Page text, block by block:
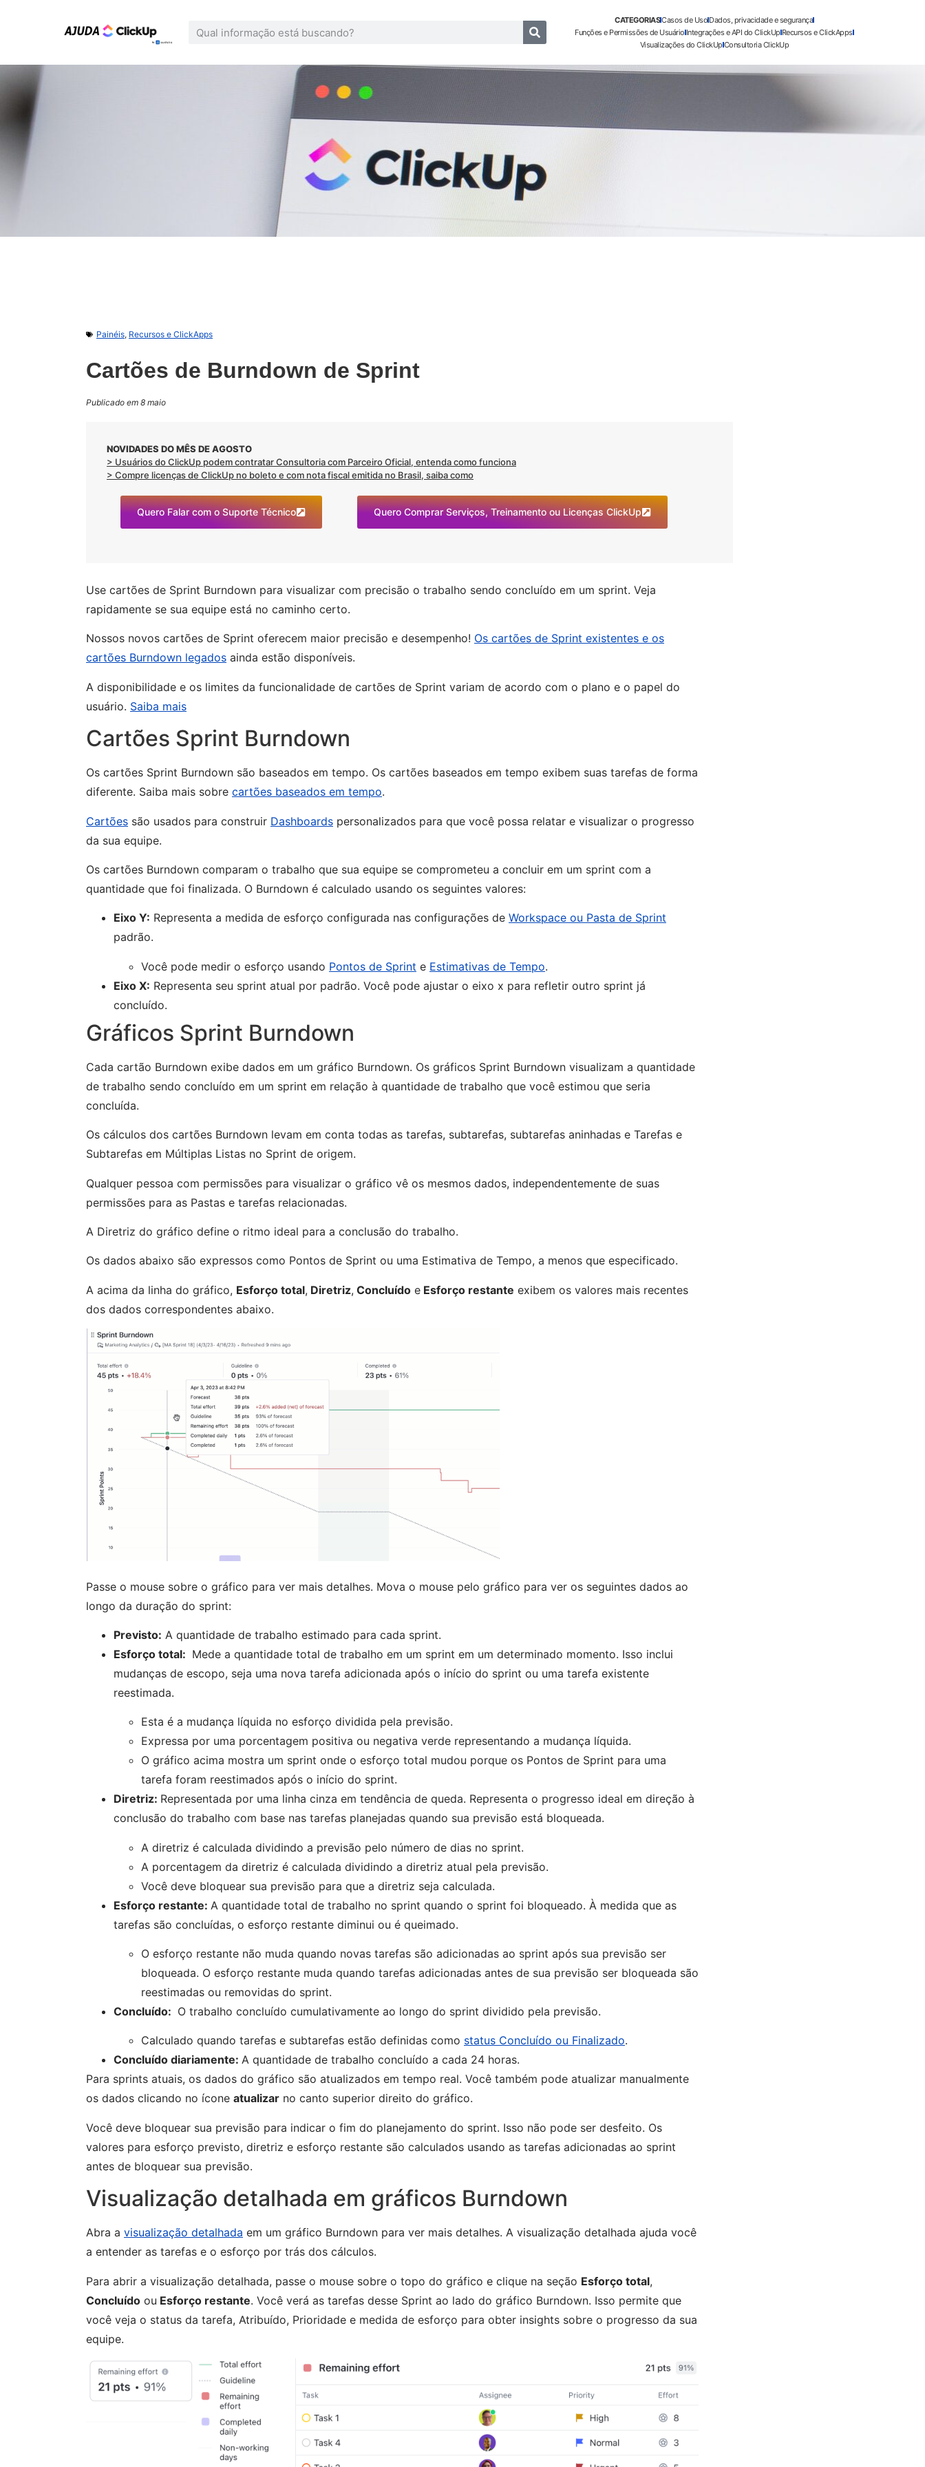
CATEGORIASCasos de Uso Dados, privacidade e segurança
Funções e Permissões de UsuárioIntegrações e API do ClickUpRecursos e ClickApps
Visualizações do ClickUpConsultoria ClickUp
Painéis, Recursos e ClickApps
Cartões de Burndown de Sprint
Publicado em 8 maio
NOVIDADES DO MÊS DE AGOSTO
> Usuários do ClickUp podem contratar Consultoria com Parceiro Oficial, entenda como funciona
> Compre licenças de ClickUp no boleto e com nota fiscal emitida no Brasil, saiba como
Quero Falar com o Suporte Técnico Quero Comprar Serviços, Treinamento ou Licenças ClickUp
Use cartões de Sprint Burndown para visualizar com precisão o trabalho sendo concluído em um sprint. Veja
rapidamente se sua equipe está no caminho certo.
Nossos novos cartões de Sprint oferecem maior precisão e desempenho! Os cartões de Sprint existentes e os
cartões Burndown legados ainda estão disponíveis.
A disponibilidade e os limites da funcionalidade de cartões de Sprint variam de acordo com o plano e o papel do
usuário. Saiba mais
Cartões Sprint Burndown
Os cartões Sprint Burndown são baseados em tempo. Os cartões baseados em tempo exibem suas tarefas de forma
diferente. Saiba mais sobre cartões baseados em tempo.
Cartões são usados para construir Dashboards personalizados para que você possa relatar e visualizar o progresso
da sua equipe.
Os cartões Burndown comparam o trabalho que sua equipe se comprometeu a concluir em um sprint com a
quantidade que foi finalizada. O Burndown é calculado usando os seguintes valores:
Eixo Y: Representa a medida de esforço configurada nas configurações de Workspace ou Pasta de Sprint
padrão.
Você pode medir o esforço usando Pontos de Sprint e Estimativas de Tempo.
Eixo X: Representa seu sprint atual por padrão. Você pode ajustar o eixo x para refletir outro sprint já
concluído.
Gráficos Sprint Burndown
Cada cartão Burndown exibe dados em um gráfico Burndown. Os gráficos Sprint Burndown visualizam a quantidade
de trabalho sendo concluído em um sprint em relação à quantidade de trabalho que você estimou que seria
concluída.
Os cálculos dos cartões Burndown levam em conta todas as tarefas, subtarefas, subtarefas aninhadas e Tarefas e
Subtarefas em Múltiplas Listas no Sprint de origem.
Qualquer pessoa com permissões para visualizar o gráfico vê os mesmos dados, independentemente de suas
permissões para as Pastas e tarefas relacionadas.
A Diretriz do gráfico define o ritmo ideal para a conclusão do trabalho.
Os dados abaixo são expressos como Pontos de Sprint ou uma Estimativa de Tempo, a menos que especificado.
A acima da linha do gráfico, Esforço total, Diretriz, Concluído e Esforço restante exibem os valores mais recentes
dos dados correspondentes abaixo.
Passe o mouse sobre o gráfico para ver mais detalhes. Mova o mouse pelo gráfico para ver os seguintes dados ao
longo da duração do sprint:
Previsto: A quantidade de trabalho estimado para cada sprint.
Esforço total: Mede a quantidade total de trabalho em um sprint em um determinado momento. Isso inclui
mudanças de escopo, seja uma nova tarefa adicionada após o início do sprint ou uma tarefa existente
reestimada.
Esta é a mudança líquida no esforço dividida pela previsão.
Expressa por uma porcentagem positiva ou negativa verde representando a mudança líquida.
O gráfico acima mostra um sprint onde o esforço total mudou porque os Pontos de Sprint para uma
tarefa foram reestimados após o início do sprint.
Diretriz: Representada por uma linha cinza em tendência de queda. Representa o progresso ideal em direção à
conclusão do trabalho com base nas tarefas planejadas quando sua previsão está bloqueada.
A diretriz é calculada dividindo a previsão pelo número de dias no sprint.
A porcentagem da diretriz é calculada dividindo a diretriz atual pela previsão.
Você deve bloquear sua previsão para que a diretriz seja calculada.
Esforço restante: A quantidade total de trabalho no sprint quando o sprint foi bloqueado. À medida que as
tarefas são concluídas, o esforço restante diminui ou é queimado.
O esforço restante não muda quando novas tarefas são adicionadas ao sprint após sua previsão ser
bloqueada. O esforço restante muda quando tarefas adicionadas antes de sua previsão ser bloqueada são
reestimadas ou removidas do sprint.
Concluído: O trabalho concluído cumulativamente ao longo do sprint dividido pela previsão.
Calculado quando tarefas e subtarefas estão definidas como status Concluído ou Finalizado.
Concluído diariamente: A quantidade de trabalho concluído a cada 24 horas.
Para sprints atuais, os dados do gráfico são atualizados em tempo real. Você também pode atualizar manualmente
os dados clicando no ícone atualizar no canto superior direito do gráfico.
Você deve bloquear sua previsão para indicar o fim do planejamento do sprint. Isso não pode ser desfeito. Os
valores para esforço previsto, diretriz e esforço restante são calculados usando as tarefas adicionadas ao sprint
antes de bloquear sua previsão.
Visualização detalhada em gráficos Burndown
Abra a visualização detalhada em um gráfico Burndown para ver mais detalhes. A visualização detalhada ajuda você
a entender as tarefas e o esforço por trás dos cálculos.
Para abrir a visualização detalhada, passe o mouse sobre o topo do gráfico e clique na seção Esforço total,
Concluído ou Esforço restante. Você verá as tarefas desse Sprint ao lado do gráfico Burndown. Isso permite que
você veja o status da tarefa, Atribuído, Prioridade e medida de esforço para obter insights sobre o progresso da sua
equipe.